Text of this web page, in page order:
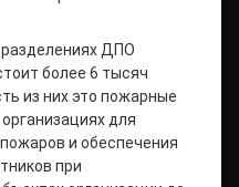
ДПО
более 6 тысяч
из них это пожарные
для
и обеспечения
при